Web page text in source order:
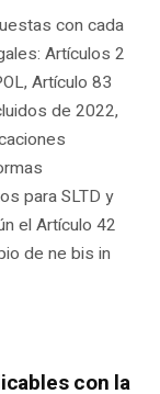
con cada
Artículos 2
Artículo 83
de 2022,
para SLTD y
el Artículo 42
de ne bis in
con la